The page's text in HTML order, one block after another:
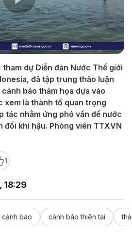
Play
Video
dự Diễn đàn Nước Thế giới
đã tập trung thảo luận
báo thảm họa dựa vào
xem là thành tố quan trọng
tác nhằm ứng phó vấn đề nước
đổi khí hậu. Phóng viên TTXVN
1
18:29
cảnh báo cảnh báo thiên tai